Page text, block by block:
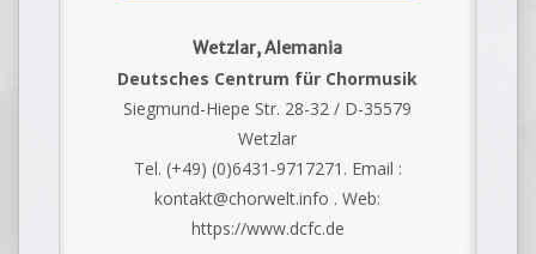
Wetzlar, Alemania
Deutsches Centrum für Chormusik
Siegmund-Hiepe Str. 28-32 / D-35579
Wetzlar
Tel. (+49) (0)6431-9717271. Email :
kontakt@chorwelt.info . Web:
https://www.dcfc.de